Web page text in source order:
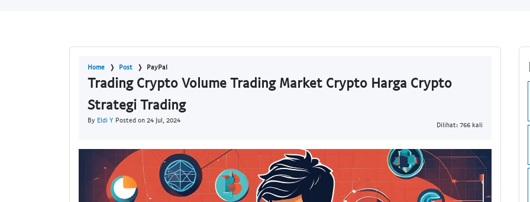
Home Post PayPal
Trading Crypto Volume Trading Market Crypto Harga Crypto
Strategi Trading
By Eldi Y Posted on 24 Jul, 2024
Dilihat: 766 kali